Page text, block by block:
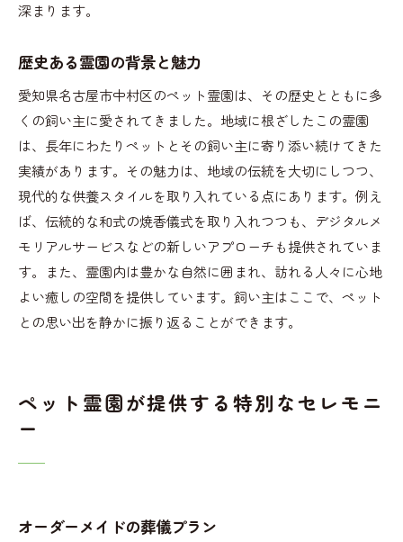
深まります。
歴史ある霊園の背景と魅力
愛知県名古屋市中村区のペット霊園は、その歴史とともに多
くの飼い主に愛されてきました。地域に根ざしたこの霊園
は、長年にわたりペットとその飼い主に寄り添い続けてきた
実績があります。その魅力は、地域の伝統を大切にしつつ、
現代的な供養スタイルを取り入れている点にあります。例え
ば、伝統的な和式の焼香儀式を取り入れつつも、デジタルメ
モリアルサービスなどの新しいアプローチも提供されていま
す。また、霊園内は豊かな自然に囲まれ、訪れる人々に心地
よい癒しの空間を提供しています。飼い主はここで、ペット
との思い出を静かに振り返ることができます。
ペット霊園が提供する特別なセレモニ
ー
オーダーメイドの葬儀プラン